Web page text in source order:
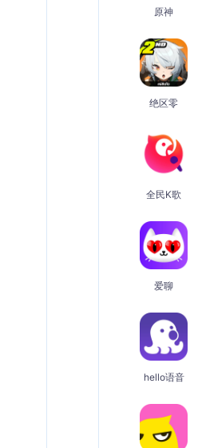
原神
绝区零
全民K歌
爱聊
hello语音